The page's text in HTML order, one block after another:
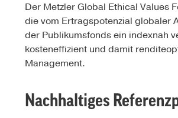
Der Metzler Global Ethical Values
die vom Ertragspotenzial globaler
der Publikumsfonds ein indexnah
kosteneffizient und damit
Management.
Nachhaltiges